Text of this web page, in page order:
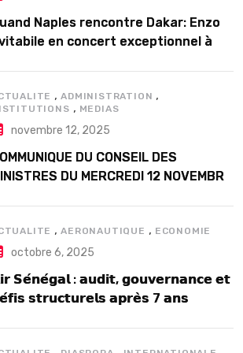
Naples rencontre Dakar: Enzo
en concert exceptionnel à
,ADMINISTRATION ,
, MEDIAS
novembre 12, 2025
DU CONSEIL DES
DU MERCREDI 12 NOVEMBRE
,AERONAUTIQUE , ECONOMIE
octobre 6, 2025
𝗦𝗲́𝗻𝗲́𝗴𝗮𝗹 : 𝗮𝘂𝗱𝗶𝘁, 𝗴𝗼𝘂𝘃𝗲𝗿𝗻𝗮𝗻𝗰𝗲 𝗲𝘁
𝘀𝘁𝗿𝘂𝗰𝘁𝘂𝗿𝗲𝗹𝘀 𝗮𝗽𝗿𝗲̀𝘀 7 𝗮𝗻𝘀